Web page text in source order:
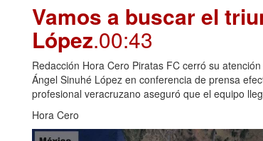
Vamos a buscar el
López.00:43
Redacción Hora Cero Piratas FC cerró su
Ángel Sinuhé López en conferencia de prensa
profesional veracruzano aseguró que el equipo
Hora Cero